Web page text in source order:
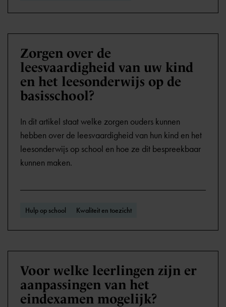
Zorgen over de
leesvaardigheid van uw kind
en het leesonderwijs op de
basisschool?
In dit artikel staat welke zorgen ouders kunnen
hebben over de leesvaardigheid van hun kind en het
leesonderwijs op school en hoe ze dit bespreekbaar
kunnen maken.
Hulp op school Kwaliteit en toezicht
Voor welke leerlingen zijn er
aanpassingen van het
eindexamen mogelijk?